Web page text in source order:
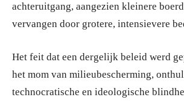
achteruitgang, aangezien kleinere
vervangen door grotere, intensievere
Het feit dat een dergelijk beleid werd
het mom van milieubescherming,
technocratische en ideologische